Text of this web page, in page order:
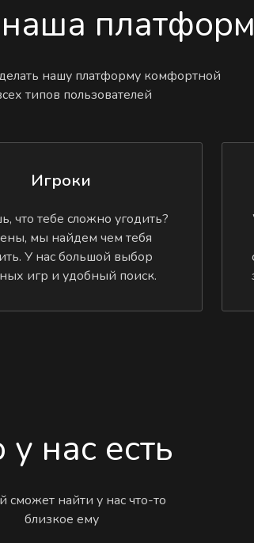
нашу платформу комфортной
типов пользователей
Игроки
что тебе сложно угодить?
мы найдем чем тебя
У нас большой выбор
игр и удобный поиск.
у нас есть
найти у нас что-то
близкое ему